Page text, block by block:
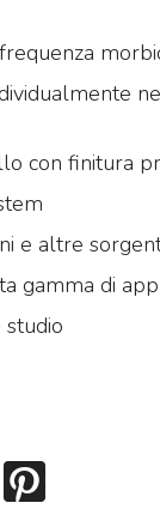
con finitura
e altre
gamma di